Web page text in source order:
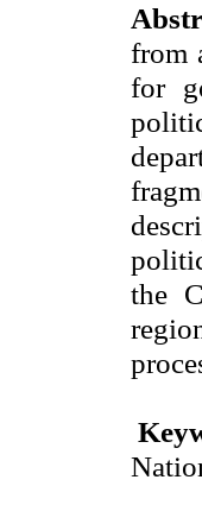
from
for
the